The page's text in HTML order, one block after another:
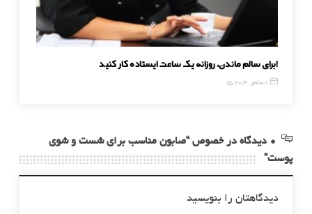
برای سالم ماندن، روزانه یک ساعت ایستاده کار کنید!
15 دسامبر, 2014
0 دیدگاه در خصوص “صابون مناسب برای شست و شوی
پوست”
دیدگاهتان را بنویسید